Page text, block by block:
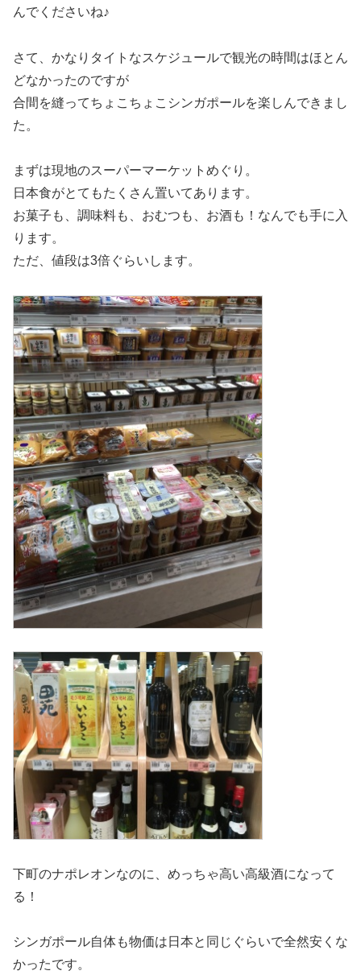
んでくださいね♪
さて、かなりタイトなスケジュールで観光の時間はほとん
どなかったのですが
合間を縫ってちょこちょこシンガポールを楽しんできまし
た。
まずは現地のスーパーマーケットめぐり。
日本食がとてもたくさん置いてあります。
お菓子も、調味料も、おむつも、お酒も！なんでも手に入
ります。
ただ、値段は3倍ぐらいします。
下町のナポレオンなのに、めっちゃ高い高級酒になって
る！
シンガポール自体も物価は日本と同じぐらいで全然安くな
かったです。